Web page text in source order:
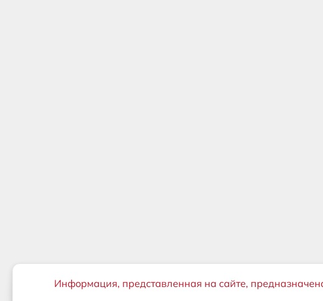
Важная информация
Информация, представленная на сайте,